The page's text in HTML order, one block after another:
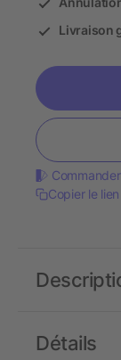
Livraison
Copier le
Détails